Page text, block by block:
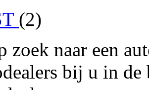
(2)
zoek naar een
bij u in